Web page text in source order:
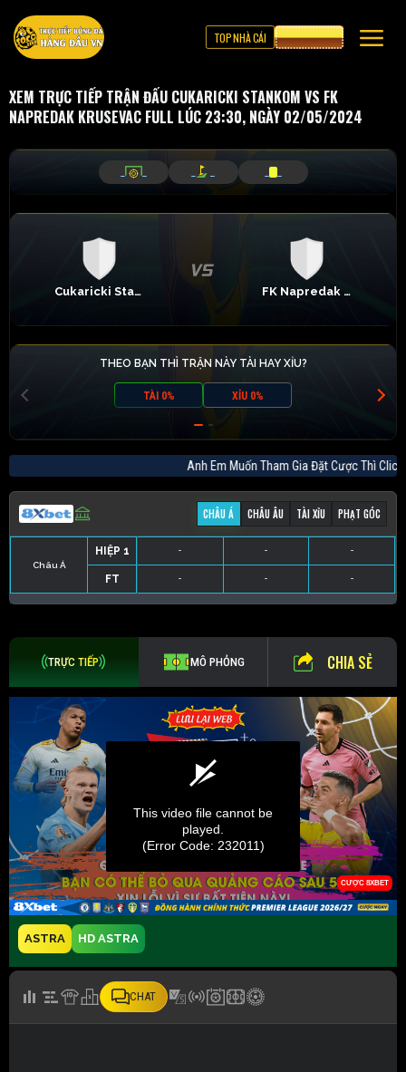
TOP NHÀ CÁI CƯỢC 8XBET
XEM TRỰC TIẾP TRẬN ĐẤU CUKARICKI STANKOM VS FK
NAPREDAK KRUSEVAC FULL LÚC 23:30, NGÀY 02/05/2024
_ _
Cukaricki Stankom FK Napredak Krusevac
THEO BẠN THÌ TRẬN NÀY TÀI HAY XỈU?
TÀI 0% XỈU 0%
Anh Em Muốn Tham Gia Đặt Cược
CHÂU Á CHÂU ÂU TÀI XỈU PHẠT GÓC
Châu Á
HIỆP 1
FT
- - -
- - -
FT - - -
TRỰC TIẾP MÔ PHỎNG CHIA SẺ
ASTRA HD ASTRA
CHAT